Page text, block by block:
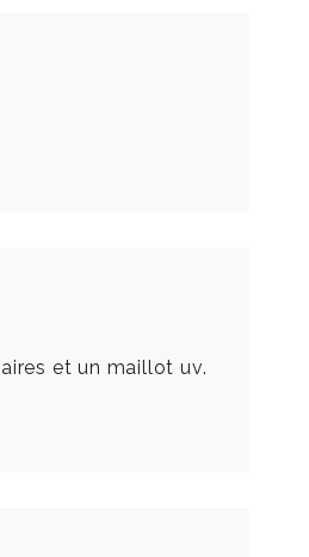
et un maillot uv.